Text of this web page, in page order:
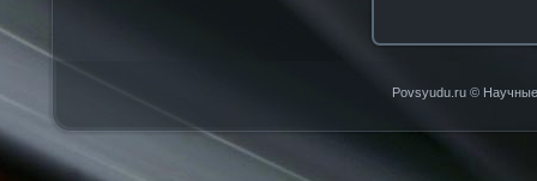
Povsyudu.ru © Научные